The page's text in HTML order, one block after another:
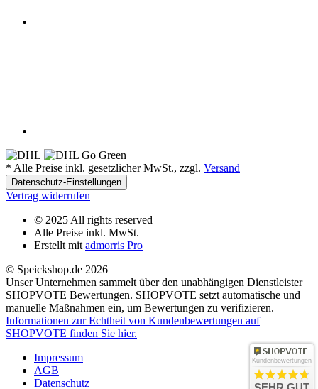
* Alle Preise inkl. gesetzlicher MwSt., zzgl. Versand
Datenschutz-Einstellungen
Vertrag widerrufen
© 2025 All rights reserved
Alle Preise inkl. MwSt.
Erstellt mit admorris Pro
© Speickshop.de 2026
Unser Unternehmen sammelt über den unabhängigen Dienstleister
SHOPVOTE Bewertungen. SHOPVOTE setzt automatische und
manuelle Maßnahmen ein, um Bewertungen zu verifizieren.
Informationen zur Echtheit von Kundenbewertungen auf
SHOPVOTE finden Sie hier.
Impressum
AGB
Datenschutz
Kundenbewertungen